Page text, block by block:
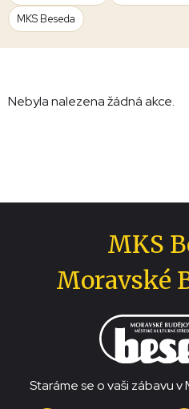
MKS Beseda
Nebyla nalezena žádná akce.
MKS
Moravské
Staráme se o vaši zábavu v